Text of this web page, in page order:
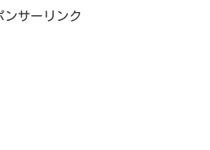
ンサーリンク